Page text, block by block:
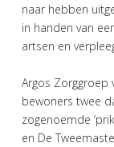
naar hebben
in handen van
artsen en
Argos Zorggroep
bewoners twee
zogenoemde
en De